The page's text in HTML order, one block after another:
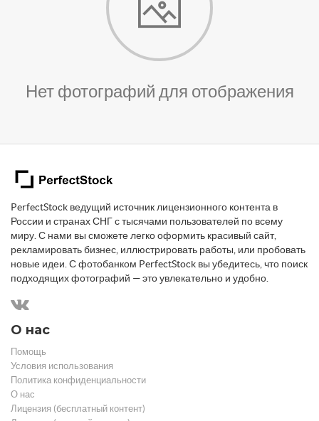
Нет фотографий для отображения
PerfectStock ведущий источник лицензионного контента в
России и странах СНГ с тысячами пользователей по всему
миру. С нами вы сможете легко оформить красивый сайт,
рекламировать бизнес, иллюстрировать работы, или пробовать
новые идеи. С фотобанком PerfectStock вы убедитесь, что поиск
подходящих фотографий — это увлекательно и удобно.
О нас
Помощь
Условия использования
Политика конфиденциальности
О нас
Лицензия (бесплатный контент)